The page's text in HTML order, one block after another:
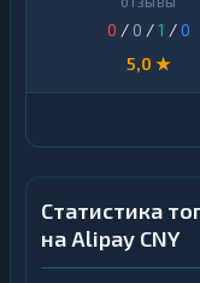
0 / 0 /1 /0
5,0 ★
Статистика
на Alipay CNY